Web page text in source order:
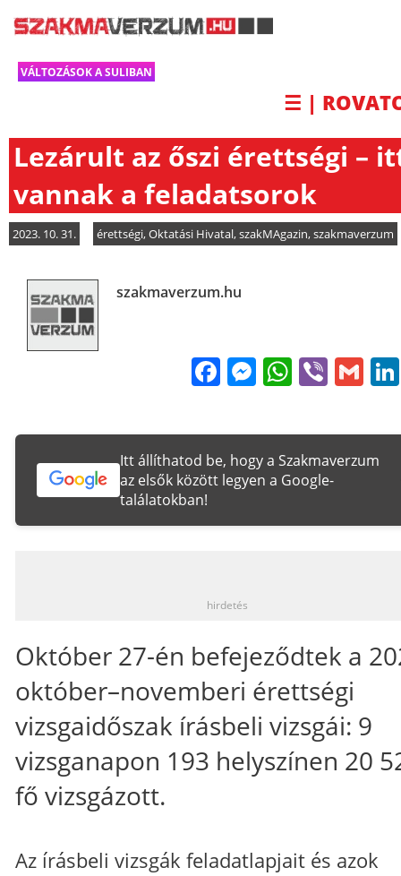
VÁLTOZÁSOK A SULIBAN
☰ |
Lezárult az őszi érettségi –
vannak a feladatsorok
2023. 10. 31. érettségi,Oktatási Hivatal,szakMAgazin,szakmaverzum
szakmaverzum.hu
FacebookViber
Itt állíthatod be, hogy a Szakmaverzum
az elsők között legyen a Google-
találatokban!
hirdetés
Október 27-én befejeződtek a
október–novemberi érettségi
vizsgaidőszak írásbeli vizsgái: 9
vizsganapon 193 helyszínen 20
fő vizsgázott.
Az írásbeli vizsgák feladatlapjait és azok